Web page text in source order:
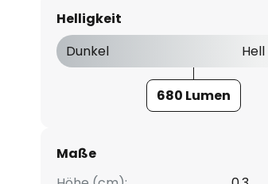
Helligkeit
Dunkel
Hell
680 Lumen
Maße